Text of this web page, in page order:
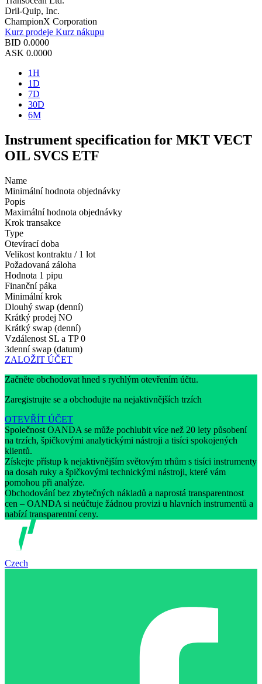
Dril-Quip, Inc.
ChampionX Corporation
Kurz prodeje Kurz nákupu
BID 0.0000
ASK 0.0000
1H
1D
7D
30D
6M
Instrument specification for MKT VECT
OIL SVCS ETF
Name
Minimální hodnota objednávky
Popis
Maximální hodnota objednávky
Krok transakce
Type
Otevírací doba
Velikost kontraktu / 1 lot
Požadovaná záloha
Hodnota 1 pipu
Finanční páka
Minimální krok
Dlouhý swap (denní)
Krátký prodej NO
Krátký swap (denní)
Vzdálenost SL a TP 0
3denní swap (datum)
ZALOŽIT ÚČET
Začněte obchodovat hned s rychlým otevřením účtu.
Zaregistrujte se a obchodujte na nejaktivnějších trzích
OTEVŘÍT ÚČET
Společnost OANDA se může pochlubit více než 20 lety působení
na trzích, špičkovými analytickými nástroji a tisíci spokojených
klientů.
Získejte přístup k nejaktivnějším světovým trhům s tisíci instrumenty
na dosah ruky a špičkovými technickými nástroji, které vám
pomohou při analýze.
Obchodování bez zbytečných nákladů a naprostá transparentnost
cen – OANDA si neúčtuje žádnou provizi u hlavních instrumentů a
nabízí transparentní ceny.
Czech